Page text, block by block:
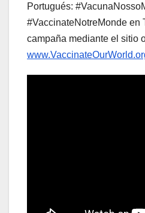
Portugués:
#VaccinateNotreMonde en
campaña mediante el sitio